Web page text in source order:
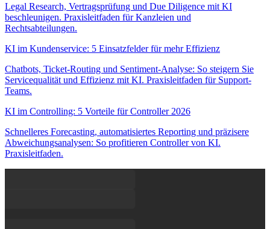
Legal Research, Vertragsprüfung und Due Diligence mit KI
beschleunigen. Praxisleitfaden für Kanzleien und
Rechtsabteilungen.
KI im Kundenservice: 5 Einsatzfelder für mehr Effizienz
Chatbots, Ticket-Routing und Sentiment-Analyse: So steigern Sie
Servicequalität und Effizienz mit KI. Praxisleitfaden für Support-
Teams.
KI im Controlling: 5 Vorteile für Controller 2026
Schnelleres Forecasting, automatisiertes Reporting und präzisere
Abweichungsanalysen: So profitieren Controller von KI.
Praxisleitfaden.